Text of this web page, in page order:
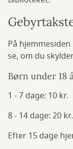
På
se, om du
Børn under 18
1 - 7 dage: 10 kr.
8 - 14 dage: 20 kr.
Efter 15 dage